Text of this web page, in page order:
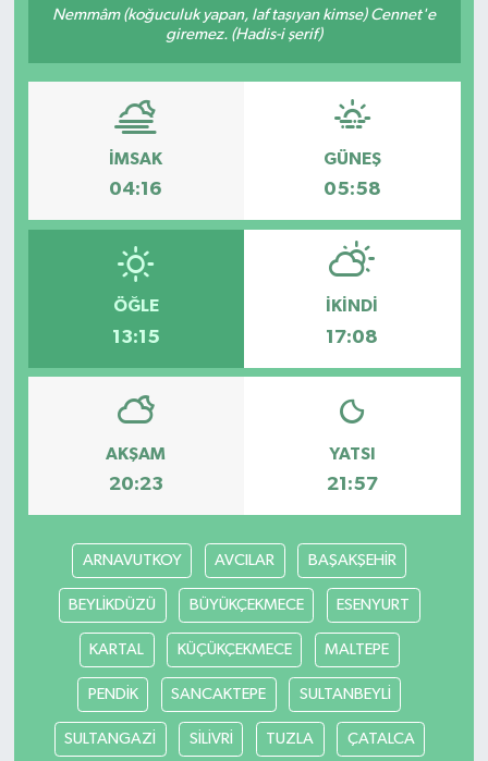
Nemmâm (koğuculuk yapan, laf taşıyan kimse) Cennet'e
giremez. (Hadis-i şerif)
İMSAK
04:16
GÜNEŞ
05:58
ÖĞLE
13:15
İKINDI
17:08
AKŞAM
20:23
YATSI
21:57
ARNAVUTKOY AVCILAR BAŞAKŞEHİR
BEYLİKDÜZÜ BÜYÜKÇEKMECE ESENYURT
KARTAL KÜÇÜKÇEKMECE MALTEPE
PENDİK SANCAKTEPE SULTANBEYLİ
SULTANGAZİ SİLİVRİ TUZLA ÇATALCA